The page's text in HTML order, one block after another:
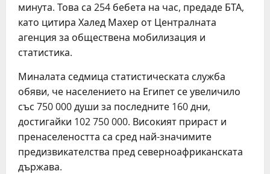
минута. Това са 254 бебета на час, предаде БТА,
като цитира Халед Махер от Централната
агенция за обществена мобилизация и
статистика.
Миналата седмица статистическата служба
обяви, че населението на Египет се увеличило
със 750 000 души за последните 160 дни,
достигайки 102 750 000. Високият прираст и
пренаселеността са сред най-значимите
предизвикателства пред северноафриканската
държава.